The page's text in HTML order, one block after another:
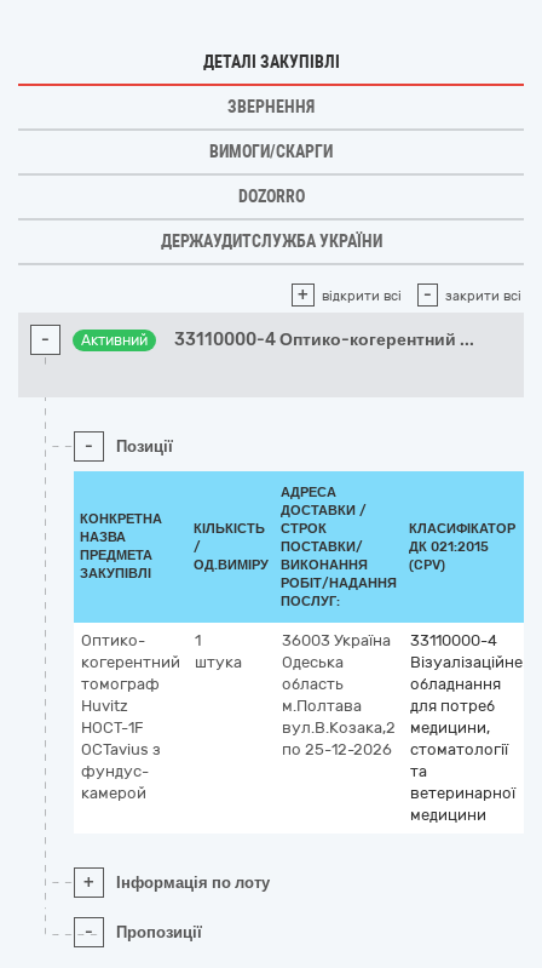
ДЕТАЛІ ЗАКУПІВЛІ
ЗВЕРНЕННЯ
ВИМОГИ/СКАРГИ
DOZORRO
ДЕРЖАУДИТСЛУЖБА УКРАЇНИ
+ відкрити всі - закрити всі
- Активний 33110000-4 Оптико-когерентний ...
- Позиції
КОНКРЕТНА
НАЗВА
ПРЕДМЕТА
ЗАКУПІВЛІ
КІЛЬКІСТЬ
/
ОД.ВИМІРУ
АДРЕСА
ДОСТАВКИ /
СТРОК
ПОСТАВКИ/
ВИКОНАННЯ
РОБІТ/НАДАННЯ
ПОСЛУГ:
КЛАСИФІКАТОР
ДК 021:2015
(CPV)
Оптико-
когерентний
томограф
Huvitz
НОСТ-1F
OCTavius з
фундус-
камерой
1
штука
36003 Україна
Одеська
область
м.Полтава
вул.В.Козака,2
по 25-12-2026
33110000-4
Візуалізаційне
обладнання
для потреб
медицини,
стоматології
та
ветеринарної
медицини
+ Інформація по лоту
- Пропозиції